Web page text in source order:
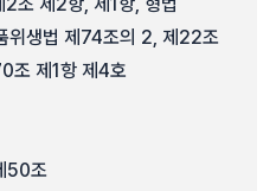
위생법 제74조의 2, 제22조
조 제1항 제4호
50조